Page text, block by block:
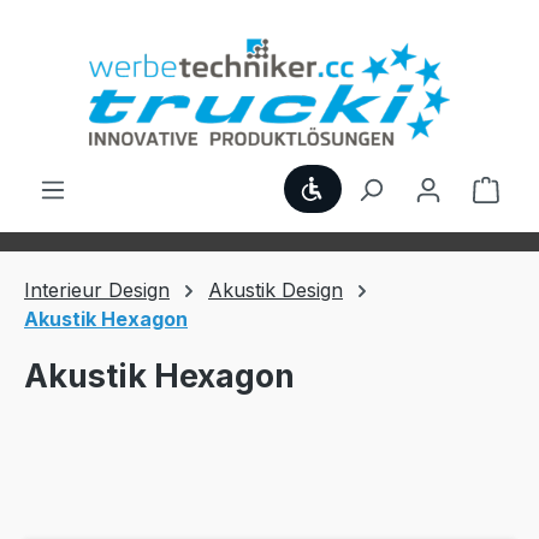
Werkzeugleiste
Interieur Design
Akustik Design
Akustik Hexagon
Akustik Hexagon